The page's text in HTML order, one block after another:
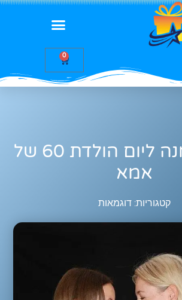
0
שיר בהזמנה ליום הולדת 60 של
אמא
קטגוריות: דוגמאות